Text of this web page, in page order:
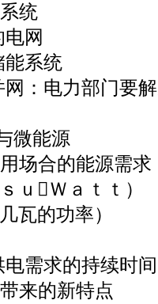
统
网
系统
：电力部门要解
微能源
合的能源需求
Ｗａｔｔ）
的功率）
需求的持续时间
来的新特点